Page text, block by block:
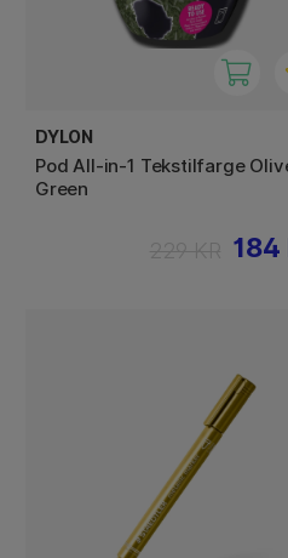
DYLON
Pod All-in-1 Tekstilfarge
Green
184